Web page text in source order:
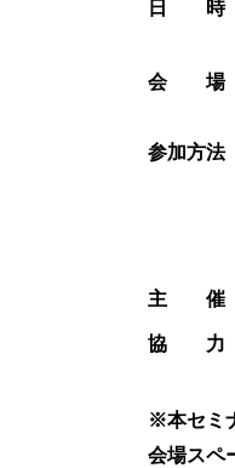
日時
会場
参加方法
主催
協力
※本セミ
会場スペ